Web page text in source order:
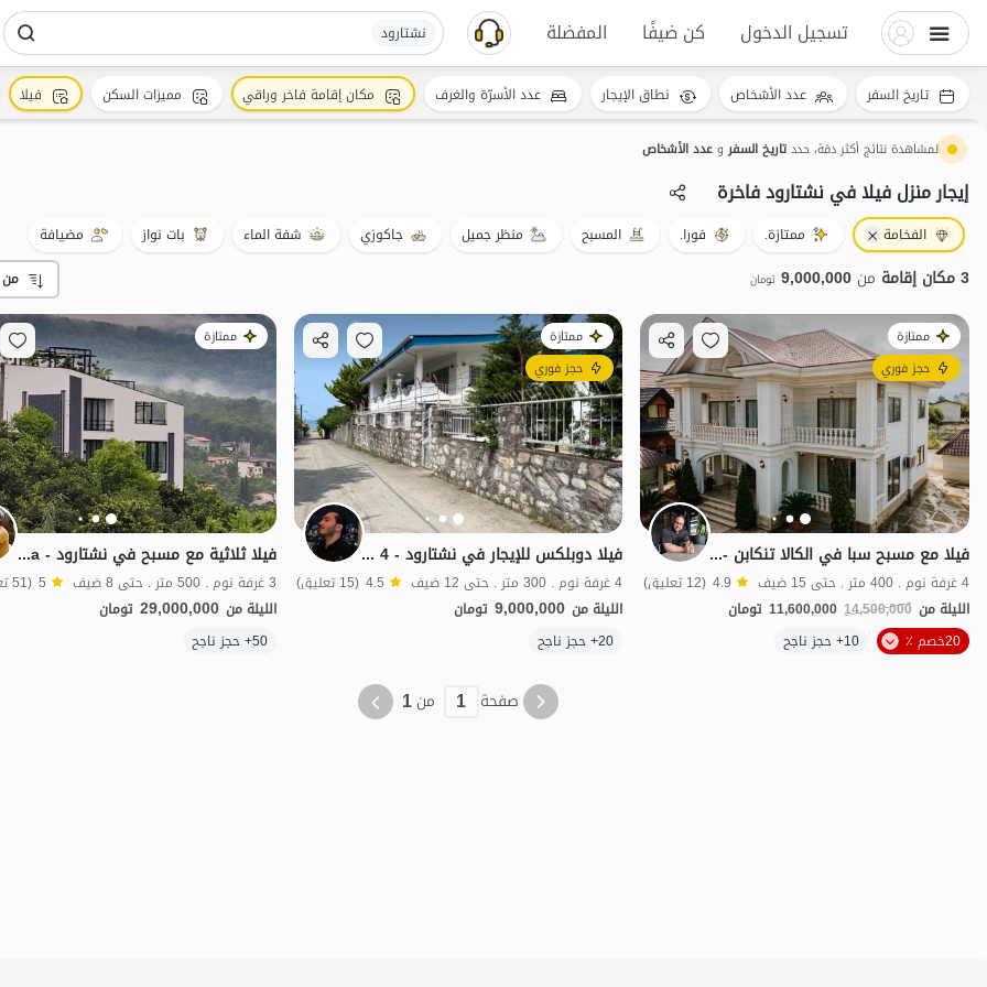
تسجيل الدخول كن ضيفًا المفضلة نشتارود
لمشاهدة نتائج أكثر دقة، حددتاريخ السفروعدد الأشخاص
إيجار منزل فيلا في نشتارود فاخرة
الفخامة ممتازة. فورا. المسبح منظر جميل جاكوزي شفة الماء بات نواز مضيافة
3 مكان إقامة من 9,000,000 تومان
ممتازة
حجز فوري
فيلا مع مسبح سبا في الكالا تنكابن - 4 غرف نوم
4 غرفة نوم . 400 متر . حتى 15 ضيف 4.9 (12 تعليق)
الليلة من 14,500,000
11,600,000 تومان
20خصم ٪
10+ حجز ناجح الفخامة والرفاهية الموقع على الخريطة
ممتازة
حجز فوري
فيلا دوبلكس للإيجار في نشتارود - 4 غرف نوم
4 غرفة نوم . 300 متر . حتى 12 ضيف 4.5 (15 تعليق)
الليلة من 9,000,000 تومان
20+ حجز ناجح
شفة الماء
ممتازة
فيلا ثلاثية مع مسبح في نشتارود - Dinarsara
3 غرفة نوم . 500 متر . حتى 8 ضيف 5 (51 تعليق)
الليلة من 29,000,000 تومان
50+ حجز ناجح
صفحة 1 من1
تاريخ السفر عدد الأشخاص نطاق الإيجار عدد الأسرّة والغرف مكان إقامة فاخر وراقي مميزات السكن فيلا